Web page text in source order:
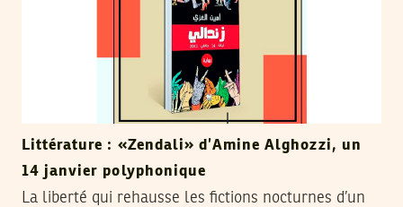
Littérature : «Zendali» d’Amine Alghozzi, un
14 janvier polyphonique
La liberté qui rehausse les fictions nocturnes d’un